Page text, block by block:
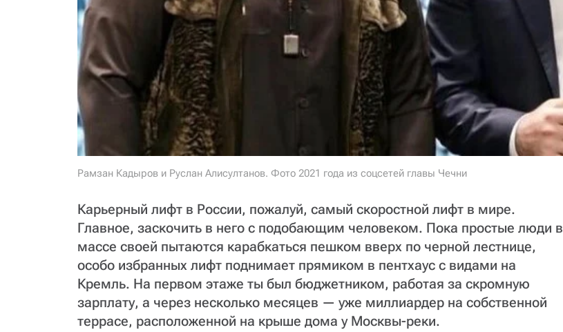
Рамзан Кадыров и Руслан Алисултанов. Фото 2021 года из соцсетей главы Чечни
Карьерный лифт в России, пожалуй, самый скоростной лифт в мире.
Главное, заскочить в него с подобающим человеком. Пока простые люди в
массе своей пытаются карабкаться пешком вверх по черной лестнице,
особо избранных лифт поднимает прямиком в пентхаус с видами на
Кремль. На первом этаже ты был бюджетником, работая за скромную
зарплату, а через несколько месяцев — уже миллиардер на собственной
террасе, расположенной на крыше дома у Москвы-реки.